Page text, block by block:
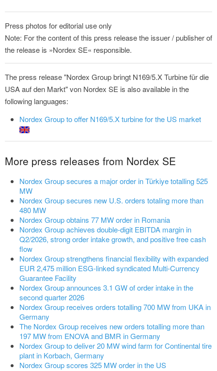
Press photos for editorial use only
Note: For the content of this press release the issuer / publisher of
the release is »Nordex SE« responsible.
The press release "Nordex Group bringt N169/5.X Turbine für die
USA auf den Markt" von Nordex SE is also available in the
following languages:
Nordex Group to offer N169/5.X turbine for the US market
More press releases from Nordex SE
Nordex Group secures a major order in Türkiye totalling 525
MW
Nordex Group secures new U.S. orders totaling more than
480 MW
Nordex Group obtains 77 MW order in Romania
Nordex Group achieves double-digit EBITDA margin in
Q2/2026, strong order intake growth, and positive free cash
flow
Nordex Group strengthens financial flexibility with expanded
EUR 2,475 million ESG-linked syndicated Multi-Currency
Guarantee Facility
Nordex Group announces 3.1 GW of order intake in the
second quarter 2026
Nordex Group receives orders totalling 700 MW from UKA in
Germany
The Nordex Group receives new orders totalling more than
197 MW from ENOVA and BMR in Germany
Nordex Group to deliver 20 MW wind farm for Continental tire
plant in Korbach, Germany
Nordex Group scores 325 MW order in the US